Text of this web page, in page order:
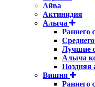
Айва
Актинидия
Алыча
Раннего
Лучшие
Алыча
Поздняя
Вишня
Раннего